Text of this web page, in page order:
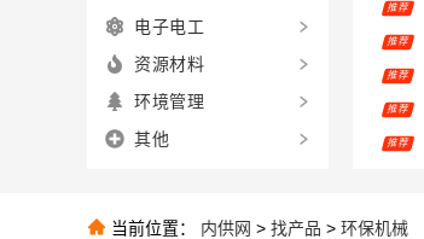
推荐
推荐
推荐
推荐
推荐
电子电工
资源材料
环境管理
其他
当前位置： 内供网 > 找产品 > 环保机械